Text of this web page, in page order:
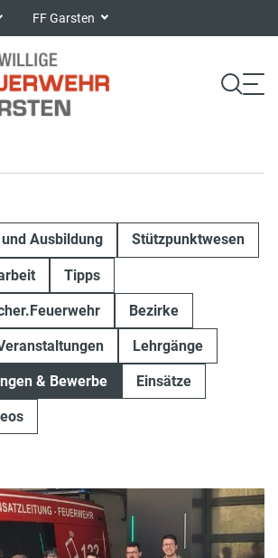
FF Garsten
Ausbildung Stützpunktwesen
Tipps
Bezirke
Lehrgänge
& Bewerbe Einsätze